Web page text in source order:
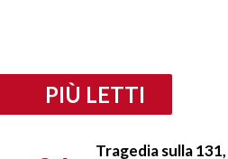
PIÙ LETTI
Tragedia sulla